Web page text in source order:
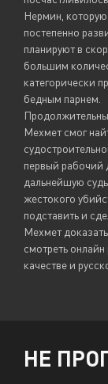
Нермин,
постепенно
планируют в
большим
категорически
бедным парнем.
Мехмет смог
первый рабочий
дальнейшую
жестокого
подставить и
Мехмет
смотреть
качестве и
НЕ